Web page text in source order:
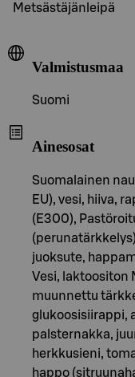
Metsästäjänleipä
Valmistusmaa
Suomi
Ainesosat
Suomalainen
EU), vesi, hiiva,
(E300),
juoksute,
Vesi, laktoositon
muunnettu
glukoosisiirappi,
palsternakka,
herkkusieni,
happo